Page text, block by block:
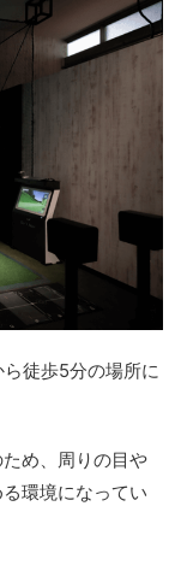
徒歩5分の場所に
め、周りの目や
環境になってい